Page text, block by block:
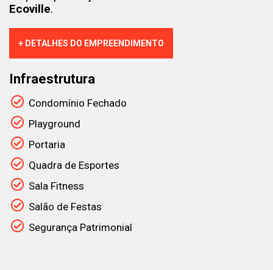
Ecoville.
+ DETALHES DO EMPREENDIMENTO
Infraestrutura
Condomínio Fechado
Playground
Portaria
Quadra de Esportes
Sala Fitness
Salão de Festas
Segurança Patrimonial